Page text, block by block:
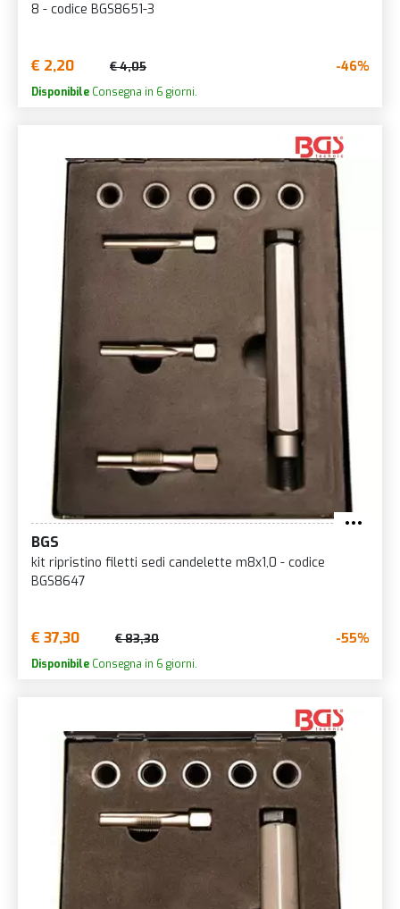
8 - codice BGS8651-3
€ 2,20 € 4,05 -46%
Disponibile Consegna in 6 giorni.
BGS
kit ripristino filetti sedi candelette m8x1,0 - codice
BGS8647
€ 37,30 € 83,30 -55%
Disponibile Consegna in 6 giorni.